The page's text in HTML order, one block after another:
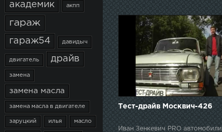
академик акпп
гараж
гараж54 давидыч
двигатель драйв
замена
замена масла
замена масла в двигателе
заруцкий илья масло
Тест-драйв Москвич-426
Иван Зенкевич PRO автомобили